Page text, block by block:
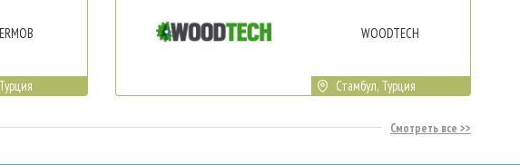
WOODTECH
Стамбул, Турция
Смотреть все